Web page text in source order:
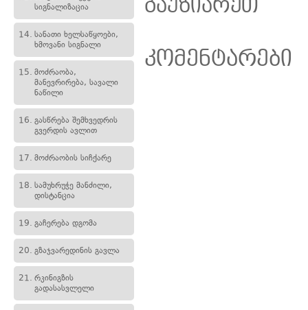
სიგნალიზაცია
14. სანათი ხელსაწყოები,
ხმოვანი სიგნალი
15. მოძრაობა,
მანევრირება, სავალი
ნაწილი
16. გასწრება შემხვედრის
გვერდის ავლით
17. მოძრაობის სიჩქარე
18. სამუხრუჭე მანძილი,
დისტანცია
19. გაჩერება დგომა
20. გზაჯვარედინის გავლა
21. რკინიგზის
გადასასვლელი
გაუზიარეთ
კომენტარები